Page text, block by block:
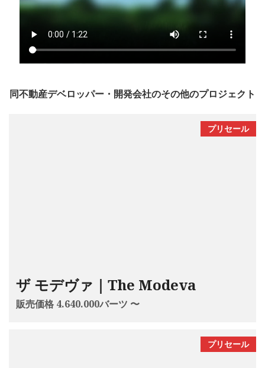
同不動産デベロッパー・開発会社のその他のプロジェクト
プリセール
ザ モデヴァ｜The Modeva
販売価格 4.640.000バーツ 〜
プリセール